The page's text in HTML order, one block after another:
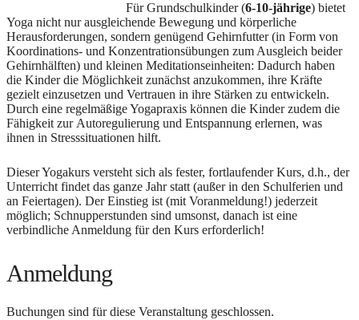
Für Grundschulkinder (6-10-jährige) bietet
Yoga nicht nur ausgleichende Bewegung und körperliche
Herausforderungen, sondern genügend Gehirnfutter (in Form von
Koordinations- und Konzentrationsübungen zum Ausgleich beider
Gehirnhälften) und kleinen Meditationseinheiten: Dadurch haben
die Kinder die Möglichkeit zunächst anzukommen, ihre Kräfte
gezielt einzusetzen und Vertrauen in ihre Stärken zu entwickeln.
Durch eine regelmäßige Yogapraxis können die Kinder zudem die
Fähigkeit zur Autoregulierung und Entspannung erlernen, was
ihnen in Stresssituationen hilft.
Dieser Yogakurs versteht sich als fester, fortlaufender Kurs, d.h., der
Unterricht findet das ganze Jahr statt (außer in den Schulferien und
an Feiertagen). Der Einstieg ist (mit Voranmeldung!) jederzeit
möglich; Schnupperstunden sind umsonst, danach ist eine
verbindliche Anmeldung für den Kurs erforderlich!
Anmeldung
Buchungen sind für diese Veranstaltung geschlossen.